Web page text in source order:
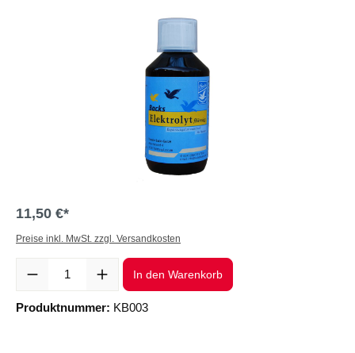
11,50 €*
Preise inkl. MwSt. zzgl. Versandkosten
Produkt Anzahl: Gib den gewünschten Wert ein oder benutze die
In den Warenkorb
Produktnummer: KB003